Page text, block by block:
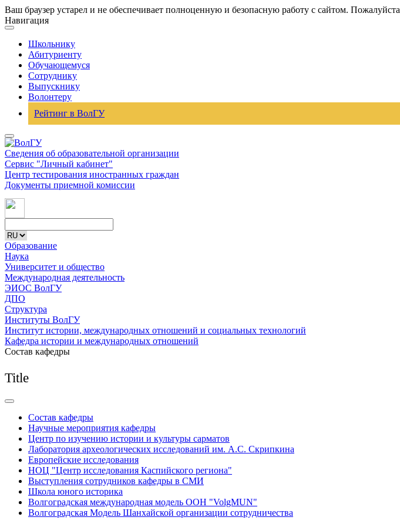
Ваш браузер устарел и не обеспечивает полноценную и безопасную работу с сайтом. Пожалуйста
Навигация
Школьнику
Абитуриенту
Обучающемуся
Сотруднику
Выпускнику
Волонтеру
Рейтинг в ВолГУ
Сведения об образовательной организации
Сервис "Личный кабинет"
Центр тестирования иностранных граждан
Документы приемной комиссии
Образование
Наука
Университет и общество
Международная деятельность
ЭИОС ВолГУ
ДПО
Структура
Институты ВолГУ
Институт истории, международных отношений и социальных технологий
Кафедра истории и международных отношений
Состав кафедры
Title
Состав кафедры
Научные мероприятия кафедры
Центр по изучению истории и культуры сарматов
Лаборатория археологических исследований им. А.С. Скрипкина
Европейские исследования
НОЦ "Центр исследования Каспийского региона"
Выступления сотрудников кафедры в СМИ
Школа юного историка
Волгоградская международная модель ООН "VolgMUN"
Волгоградская Модель Шанхайской организации сотрудничества